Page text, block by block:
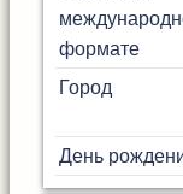
формате
Город
День